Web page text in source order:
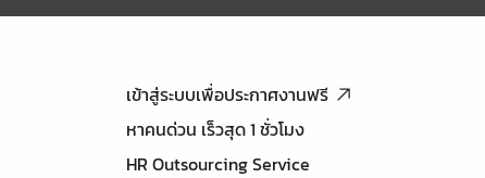
เข้าสู่ระบบเพื่อประกาศงานฟรี
หาคนด่วน เร็วสุด 1 ชั่วโมง
HR Outsourcing Service